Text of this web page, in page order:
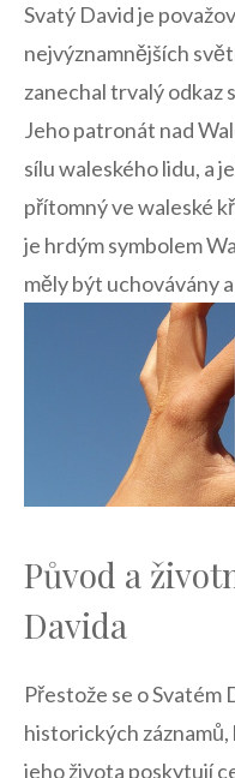
Svatý David je
nejvýznamnějších
zanechal trvalý odkaz
Jeho⁢ patronát nad
sílu waleského lidu, a
přítomný ve waleské⁣
je‍ hrdým symbolem
měly být uchovávány
Původ a
Davida
Přestože se ​o
historických
jeho života⁤ poskytují